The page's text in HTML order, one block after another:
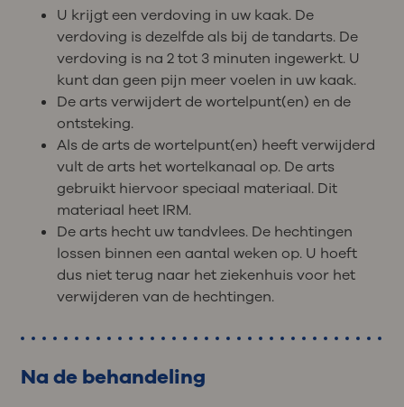
U krijgt een verdoving in uw kaak. De
verdoving is dezelfde als bij de tandarts. De
verdoving is na 2 tot 3 minuten ingewerkt. U
kunt dan geen pijn meer voelen in uw kaak.
De arts verwijdert de wortelpunt(en) en de
ontsteking.
Als de arts de wortelpunt(en) heeft verwijderd
vult de arts het wortelkanaal op. De arts
gebruikt hiervoor speciaal materiaal. Dit
materiaal heet IRM.
De arts hecht uw tandvlees. De hechtingen
lossen binnen een aantal weken op. U hoeft
dus niet terug naar het ziekenhuis voor het
verwijderen van de hechtingen.
Na de behandeling